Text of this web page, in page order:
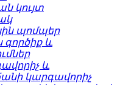
կույտ
պոմպեր
գործիք և
և
կարգավորիչ